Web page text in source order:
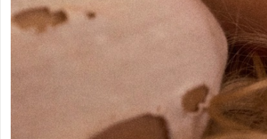
♡ ウォッチ中のアーティスト
すべて見る